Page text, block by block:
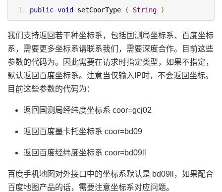
public void setCoorType ( String )
我们支持返回若干种坐标系，包括国测局坐标系、百度坐标
系，需要更多坐标系请联系我们，需要深度合作。目前这些
参数的代码为。因此需要在请求时指定类型，如果不指定，
默认返回百度坐标系。注意当仅输入IP时，不会返回坐标。
目前这些参数的代码为：
返回国测局经纬度坐标系 coor=gcj02
返回百度墨卡托坐标系 coor=bd09
返回百度经纬度坐标系 coor=bd09ll
百度手机地图对外接口中的坐标系默认是 bd09ll，如果配合
百度地图产品的话，需要注意坐标系对应问题。